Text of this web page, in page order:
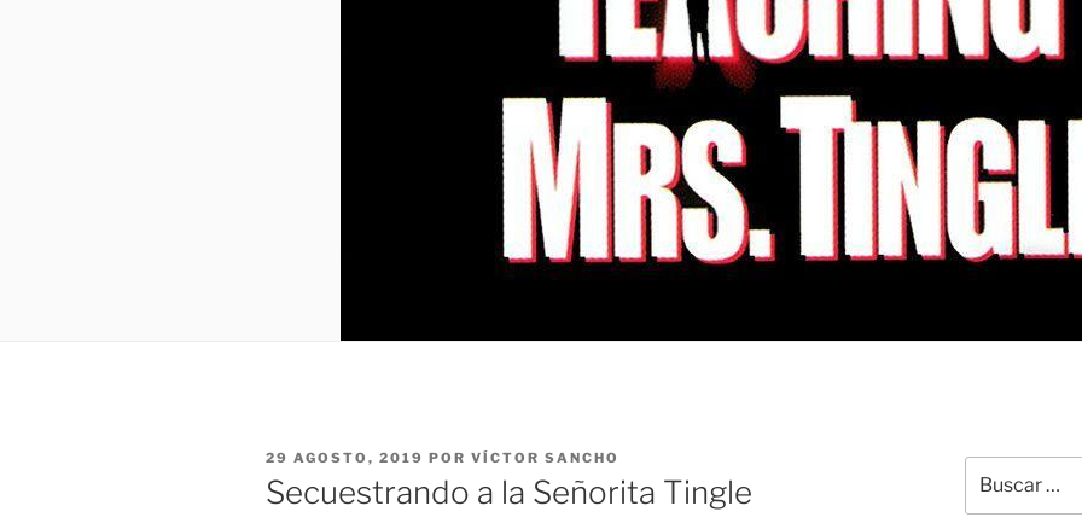
PUBLICADO
EL
29 AGOSTO, 2019 POR VÍCTOR SANCHO
Secuestrando a la Señorita Tingle
por: